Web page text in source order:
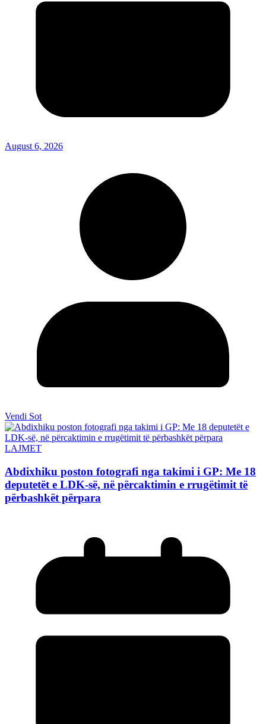
August 6, 2026
Vendi Sot
LAJMET
Abdixhiku poston fotografi nga takimi i GP: Me 18
deputetët e LDK-së, në përcaktimin e rrugëtimit të
përbashkët përpara